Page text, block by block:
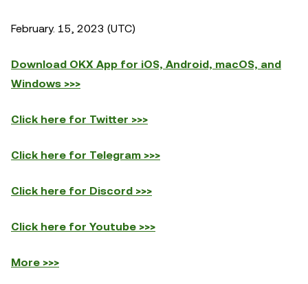
February. 15, 2023 (UTC)
Download OKX App for iOS, Android, macOS, and
Windows >>>
Click here for Twitter >>>
Click here for Telegram >>>
Click here for Discord >>>
Click here for Youtube >>>
More >>>